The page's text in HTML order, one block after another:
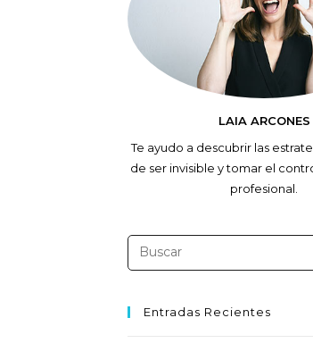
LAIA ARCONES
Te ayudo a descubrir las
de ser invisible y tomar el
profesional.
Entradas Recientes